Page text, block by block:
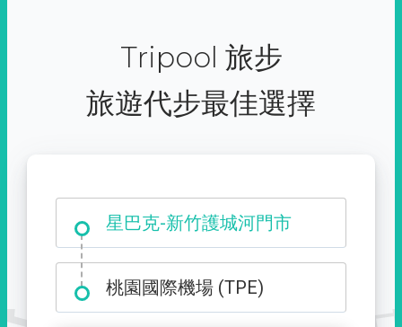
Tripool 旅步
旅遊代步最佳選擇
大霸尖山登山口
桃園國際機場 (TPE)